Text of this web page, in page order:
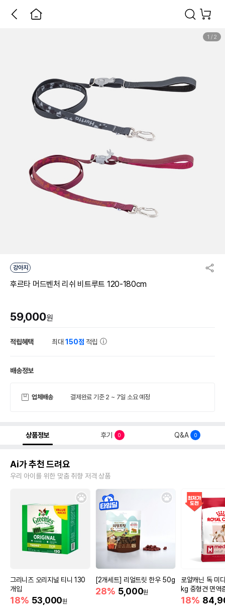
1 / 2
강아지
후르타 머드벤처 리쉬 비트루트 120-180cm
59,000원
적립혜택 최대150점 적립
배송정보
업체배송 결제완료 기준 2 ~ 7일 소요 예정
상품정보 후기 0 Q&A 0
Ai가 추천 드려요
우리 아이를 위한 맞춤 취향 저격 상품
그리니즈 오리지널 티니 130
개입
18% 53,000원
[2개세트] 리얼트릿 한우 50g
28% 5,000원
로얄캐닌 독 미
kg 중형견 면역
18%